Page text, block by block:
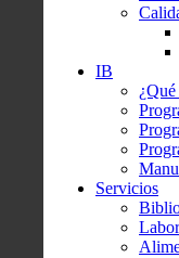
IB
Servicios